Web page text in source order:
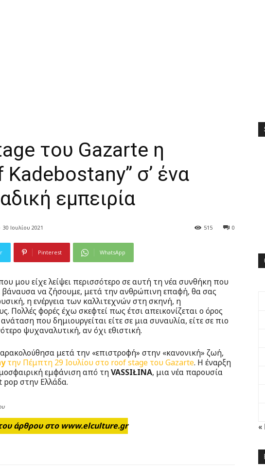
του Gazarte η
σ’ ένα
εμπειρία
30 Ιουλίου 2021 0
515
Pinterest WhatsApp
μου είχε λείψει περισσότερο σε αυτή τη νέα συνθήκη που
να ζήσουμε, μετά την ανθρώπινη επαφή, θα σας
η ενέργεια των καλλιτεχνών στη σκηνή, η
Πολλές φορές έχω σκεφτεί πως έτσι απεικονίζεται ο όρος
που δημιουργείται είτε σε μια συναυλία, είτε σε πιο
ψυχαναλυτική, αν όχι εθιστική.
μετά την «επιστροφή» στην «κανονική» ζωή,
την Πέμπτη 29 Ιουλίου στο roof stage του Gazarte. Η έναρξη
εμφάνιση από τηVASSIŁINA, μια νέα παρουσία
στην Ελλάδα.
άρθρου στο www.elculture.gr
«